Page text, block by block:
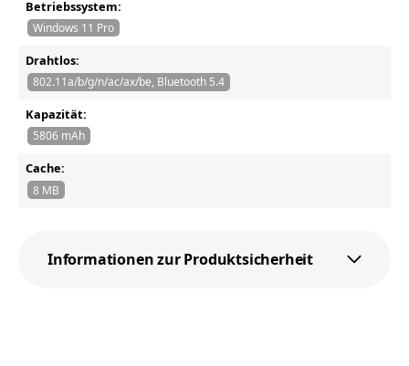
Betriebssystem:
Windows 11 Pro
Drahtlos:
802.11a/b/g/n/ac/ax/be, Bluetooth 5.4
Kapazität:
5806 mAh
Cache:
8 MB
Informationen zur Produktsicherheit